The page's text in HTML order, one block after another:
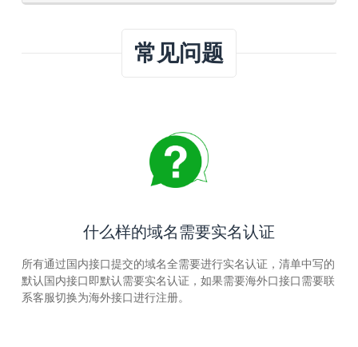
常见问题
什么样的域名需要实名认证
所有通过国内接口提交的域名全需要进行实名认证，清单中写的
默认国内接口即默认需要实名认证，如果需要海外口接口需要联
系客服切换为海外接口进行注册。